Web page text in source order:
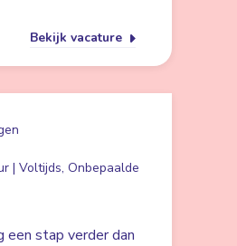
Bekijk vacature
| Voltijds, Onbepaalde
een stap verder dan